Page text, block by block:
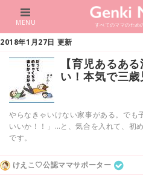
すべてのママのため
MENU
2018年1月27日 更新
【育児あるあ
い！本気で三歳
やらなきゃいけない家事がある。でも
いいか！！」…と、気合を入れて、初
です。
けえこ♡公認ママサポーター